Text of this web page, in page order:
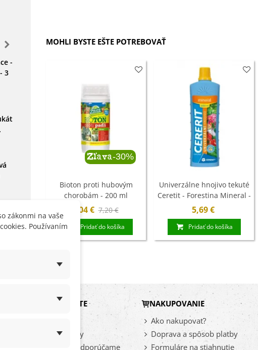
-
3
-
Frézia ružová - Freesia -
cibuľoviny - 3 ks
Gloxínia Mont Blanc -
-...
2,64 €
Nezábudka alpínska
modrá - Myosotis
alpestris -...
MOHLI BYSTE EŠTE POTREBOVAŤ
Zľava-30%
Bioton proti hubovým
chorobám - 200 ml
5,04 € 7,20 €
Pridať do košíka
Univerzálne hnojivo tekuté
Ceretit - Forestina Mineral -
1 l
5,69 €
Pridať do košíka
HĽADÁTE
Novinky
Teraz odporúčame
NAKUPOVANIE
Ako nakupovať?
Doprava a spôsob platby
Formuláre na stiahnutie
zákonmi na vaše
Používaním